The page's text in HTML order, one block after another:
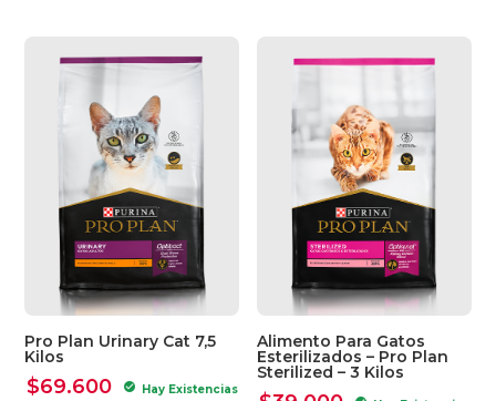
Pro Plan Urinary Cat 7,5
Kilos
$69.600 check_circle Hay Existencias
Alimento Para Gatos
Esterilizados – Pro Plan
Sterilized – 3 Kilos